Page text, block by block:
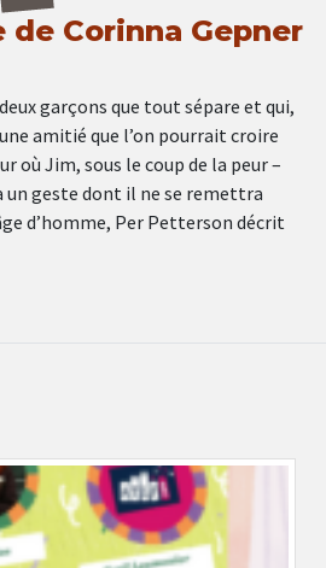
de Corinna Gepner
garçons que tout sépare et qui,
amitié que l’on pourrait croire
où Jim, sous le coup de la peur –
un geste dont il ne se remettra
d’homme, Per Petterson décrit